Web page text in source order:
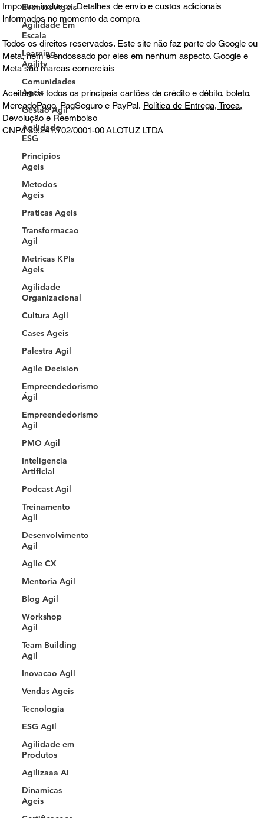
Eventos Ageis
Agilidade Em
Escala
Learning
Agility
Comunidades
Ageis
Gestao Agil
Agilidade
ESG
Principios
Ageis
Metodos
Ageis
Praticas Ageis
Transformacao
Agil
Metricas KPIs
Ageis
Agilidade
Organizacional
Cultura Agil
Cases Ageis
Palestra Agil
Agile Decision
Empreendedorismo
Ágil
Empreendedorismo
Agil
PMO Agil
Inteligencia
Artificial
Podcast Agil
Treinamento
Agil
Desenvolvimento
Agil
Agile CX
Mentoria Agil
Blog Agil
Workshop
Agil
Team Building
Agil
Inovacao Agil
Vendas Ageis
Tecnologia
ESG Agil
Agilidade em
Produtos
Agilizaaa AI
Dinamicas
Ageis
Impostos inclusos. Detalhes de envio e custos adicionais
informados no momento da compra
Todos os direitos reservados. Este site não faz parte do Google ou
Meta, nem é endossado por eles em nenhum aspecto. Google e
Meta são marcas comerciais
Aceitamos todos os principais cartões de crédito e débito, boleto,
MercadoPago, PagSeguro e PayPal. Política de Entrega, Troca,
Devolução e Reembolso
CNPJ 39.241.702/0001-00ALOTUZ LTDA